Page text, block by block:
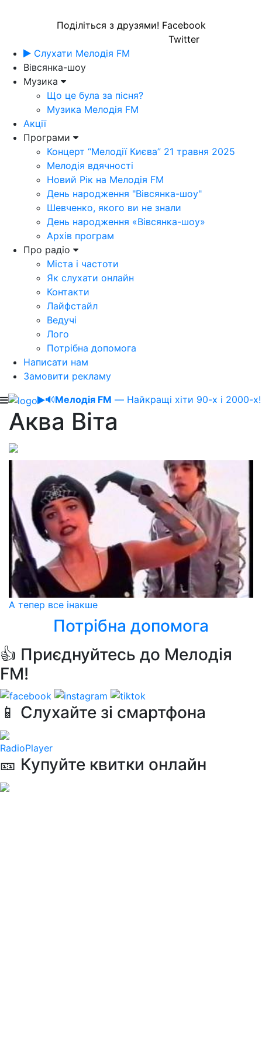
Поділіться з друзями! Facebook
Twitter
Слухати Мелодія FM
Вівсянка-шоу
Музика
Що це була за пісня?
Музика Мелодія FM
Акції
Програми
Концерт “Мелодії Києва” 21 травня 2025
Мелодія вдячності
Новий Рік на Мелодія FM
День народження "Вівсянка-шоу"
Шевченко, якого ви не знали
День народження «Вівсянка-шоу»
Архів програм
Про радіо
Міста і частоти
Як слухати онлайн
Контакти
Лайфстайл
Ведучі
Лого
Потрібна допомога
Написати нам
Замовити рекламу
🔊Мелодія FM — Найкращі хіти 90-х і 2000-х!
Аква Віта
А тепер все інакше
Потрібна допомога
👍 Приєднуйтесь до Мелодія
FM!
📱 Слухайте зі смартфона
RadioPlayer
🎫 Купуйте квитки онлайн